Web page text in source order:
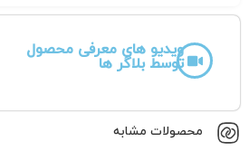
پشتیبانی از شبکه‌های 4G با سرعت بالا
طراحی جمع‌وجور و سبک برای حمل آسان
ویدیو های معرفی محصول
توسط بلاگر ها
محصولات مشابه